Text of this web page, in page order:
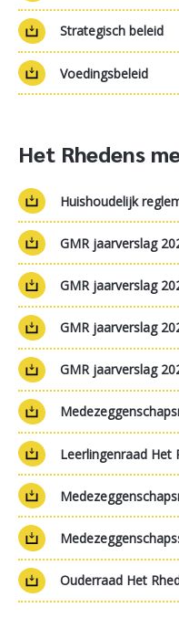
Strategisch beleid
Voedingsbeleid
Het Rhedens
Huishoudelijk
GMR jaarverslag
GMR jaarverslag
GMR jaarverslag
GMR jaarverslag
Leerlingenraad Het
Ouderraad Het